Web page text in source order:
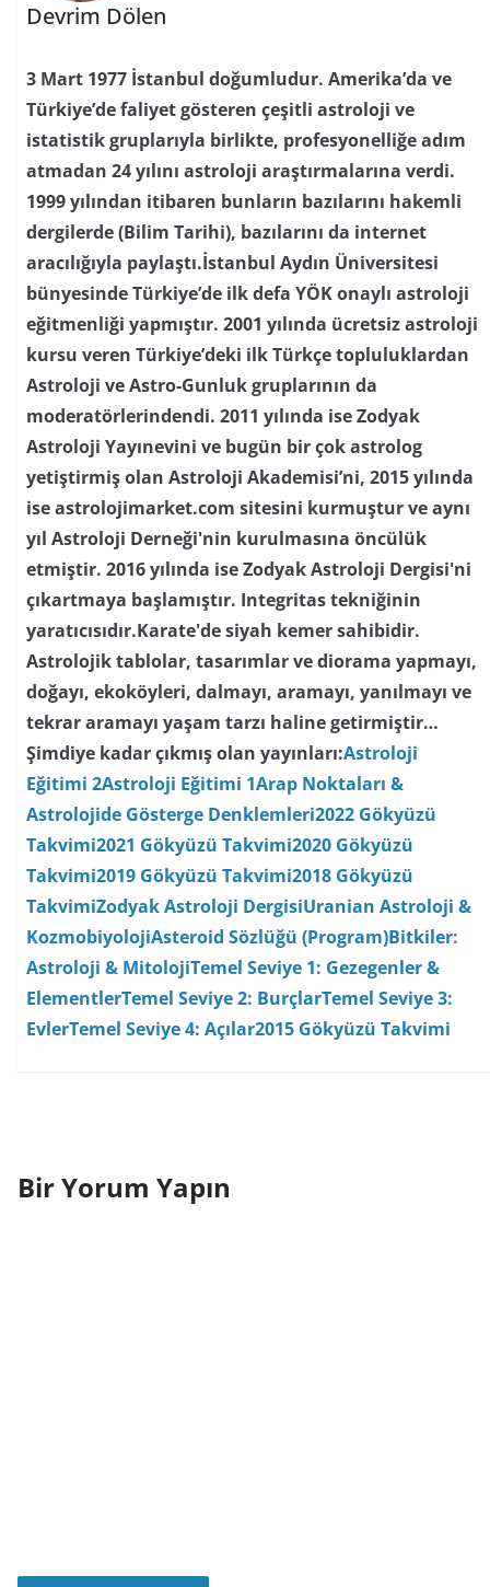
Devrim Dölen
3 Mart 1977 İstanbul doğumludur. Amerika’da ve
Türkiye’de faliyet gösteren çeşitli astroloji ve
istatistik gruplarıyla birlikte, profesyonelliğe adım
atmadan 24 yılını astroloji araştırmalarına verdi.
1999 yılından itibaren bunların bazılarını hakemli
dergilerde (Bilim Tarihi), bazılarını da internet
aracılığıyla paylaştı.İstanbul Aydın Üniversitesi
bünyesinde Türkiye’de ilk defa YÖK onaylı astroloji
eğitmenliği yapmıştır. 2001 yılında ücretsiz astroloji
kursu veren Türkiye’deki ilk Türkçe topluluklardan
Astroloji ve Astro-Gunluk gruplarının da
moderatörlerindendi. 2011 yılında ise Zodyak
Astroloji Yayınevini ve bugün bir çok astrolog
yetiştirmiş olan Astroloji Akademisi’ni, 2015 yılında
ise astrolojimarket.com sitesini kurmuştur ve aynı
yıl Astroloji Derneği'nin kurulmasına öncülük
etmiştir. 2016 yılında ise Zodyak Astroloji Dergisi'ni
çıkartmaya başlamıştır. Integritas tekniğinin
yaratıcısıdır.Karate'de siyah kemer sahibidir.
Astrolojik tablolar, tasarımlar ve diorama yapmayı,
doğayı, ekoköyleri, dalmayı, aramayı, yanılmayı ve
tekrar aramayı yaşam tarzı haline getirmiştir…
Şimdiye kadar çıkmış olan yayınları:Astroloji
Eğitimi 2Astroloji Eğitimi 1Arap Noktaları &
Astrolojide Gösterge Denklemleri2022 Gökyüzü
Takvimi2021 Gökyüzü Takvimi2020 Gökyüzü
Takvimi2019 Gökyüzü Takvimi2018 Gökyüzü
TakvimiZodyak Astroloji DergisiUranian Astroloji &
KozmobiyolojiAsteroid Sözlüğü (Program)Bitkiler:
Astroloji & MitolojiTemel Seviye 1: Gezegenler &
ElementlerTemel Seviye 2: BurçlarTemel Seviye 3:
EvlerTemel Seviye 4: Açılar2015 Gökyüzü Takvimi
Bir Yorum Yapın